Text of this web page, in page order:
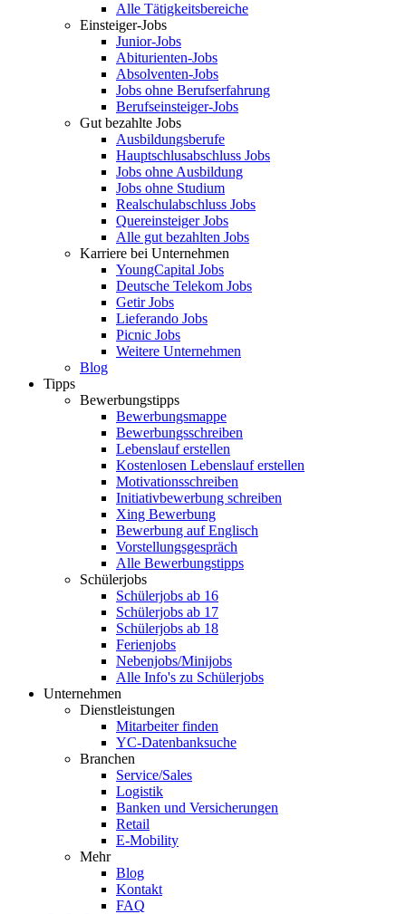
Alle Tätigkeitsbereiche
Einsteiger-Jobs
Junior-Jobs
Abiturienten-Jobs
Absolventen-Jobs
Jobs ohne Berufserfahrung
Berufseinsteiger-Jobs
Gut bezahlte Jobs
Ausbildungsberufe
Hauptschlusabschluss Jobs
Jobs ohne Ausbildung
Jobs ohne Studium
Realschulabschluss Jobs
Quereinsteiger Jobs
Alle gut bezahlten Jobs
Karriere bei Unternehmen
YoungCapital Jobs
Deutsche Telekom Jobs
Getir Jobs
Lieferando Jobs
Picnic Jobs
Weitere Unternehmen
Blog
Tipps
Bewerbungstipps
Bewerbungsmappe
Bewerbungsschreiben
Lebenslauf erstellen
Kostenlosen Lebenslauf erstellen
Motivationsschreiben
Initiativbewerbung schreiben
Xing Bewerbung
Bewerbung auf Englisch
Vorstellungsgespräch
Alle Bewerbungstipps
Schülerjobs
Schülerjobs ab 16
Schülerjobs ab 17
Schülerjobs ab 18
Ferienjobs
Nebenjobs/Minijobs
Alle Info's zu Schülerjobs
Unternehmen
Dienstleistungen
Mitarbeiter finden
YC-Datenbanksuche
Branchen
Service/Sales
Logistik
Banken und Versicherungen
Retail
E-Mobility
Mehr
Blog
Kontakt
FAQ